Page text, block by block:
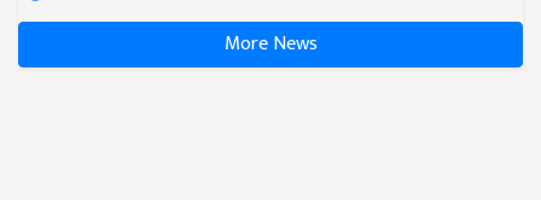
More News